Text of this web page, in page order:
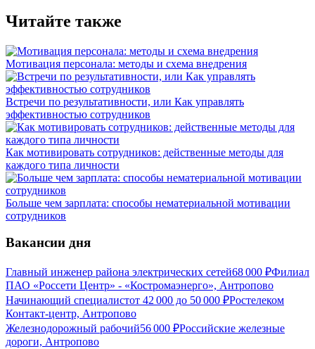
Читайте также
Мотивация персонала: методы и схема внедрения
Встречи по результативности, или Как управлять
эффективностью сотрудников
Как мотивировать сотрудников: действенные методы для
каждого типа личности
Больше чем зарплата: способы нематериальной мотивации
сотрудников
Вакансии дня
Главный инженер района электрических сетей68 000 ₽Филиал
ПАО «Россети Центр» - «Костромаэнерго», Антропово
Начинающий специалистот 42 000 до 50 000 ₽Ростелеком
Контакт-центр, Антропово
Железнодорожный рабочий56 000 ₽Российские железные
дороги, Антропово